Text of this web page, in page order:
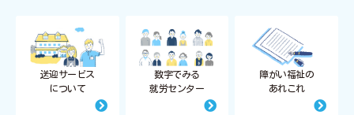
送迎サービス
について
数字でみる
就労センター
障がい福祉の
あれこれ